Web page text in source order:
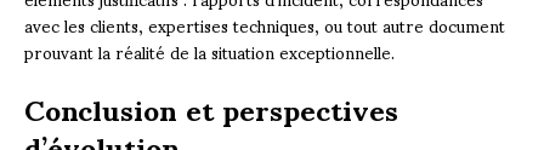
avec les clients, expertises techniques, ou tout autre document
prouvant la réalité de la situation exceptionnelle.
Conclusion et perspectives